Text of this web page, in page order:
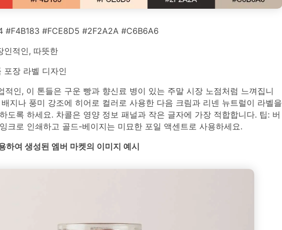
#F4B183 #FCE8D5 #2F2A2A #C6B6A6
인적인, 따뜻한
포장 라벨 디자인
적인, 이 톤들은 구운 빵과 향신료 병이 있는 주말 시장 노점처럼 느껴집니
지나 풍미 강조에 히어로 컬러로 사용한 다음 크림과 리넨 뉴트럴이 라벨을
도록 하세요. 차콜은 영양 정보 패널과 작은 글자에 가장 적합합니다. 팁: 버
크로 인쇄하고 골드-베이지는 미묘한 포일 액센트로 사용하세요.
하여 생성된 엠버 마켓의 이미지 예시